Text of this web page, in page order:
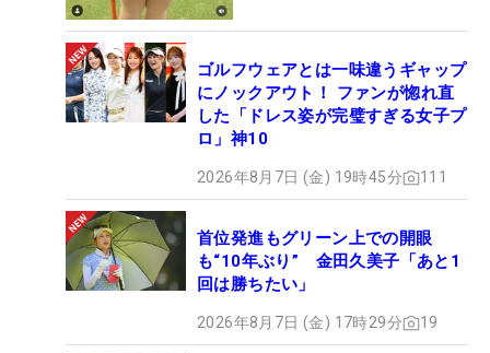
ゴルフウェアとは一味違うギャップ
にノックアウト！ ファンが惚れ直
した「ドレス姿が完璧すぎる女子プ
ロ」神10
2026年8月7日 (金) 19時45分 111
首位発進もグリーン上での開眼
も“10年ぶり” 金田久美子「あと1
回は勝ちたい」
2026年8月7日 (金) 17時29分 19